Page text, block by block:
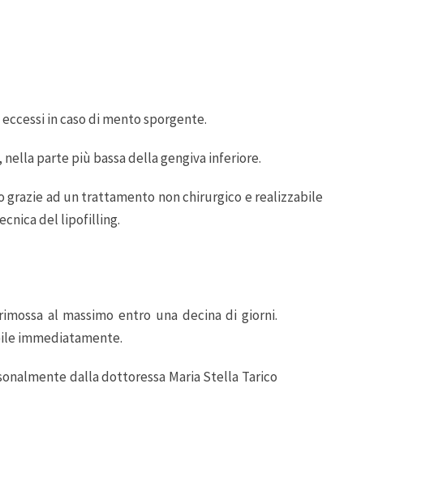
in caso di mento sporgente.
parte più bassa della gengiva inferiore.
ad un trattamento non chirurgico e realizzabile
del lipofilling.
al massimo entro una decina di giorni.
immediatamente.
dalla dottoressa Maria Stella Tarico